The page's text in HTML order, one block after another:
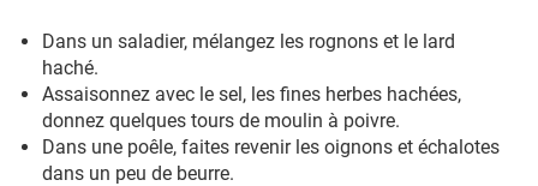
Dans un saladier, mélangez les rognons et le lard
haché.
Assaisonnez avec le sel, les fines herbes hachées,
donnez quelques tours de moulin à poivre.
Dans une poêle, faites revenir les oignons et échalotes
dans un peu de beurre.